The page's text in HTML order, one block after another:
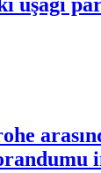
uşağı